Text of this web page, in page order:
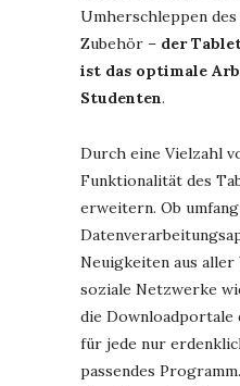
Umherschleppen
Zubehör – der
ist das optimale
Studenten.
Durch eine Vielzahl
Funktionalität des
erweitern. Ob
Neuigkeiten aus
soziale Netzwerke
die
für jede nur
passendes